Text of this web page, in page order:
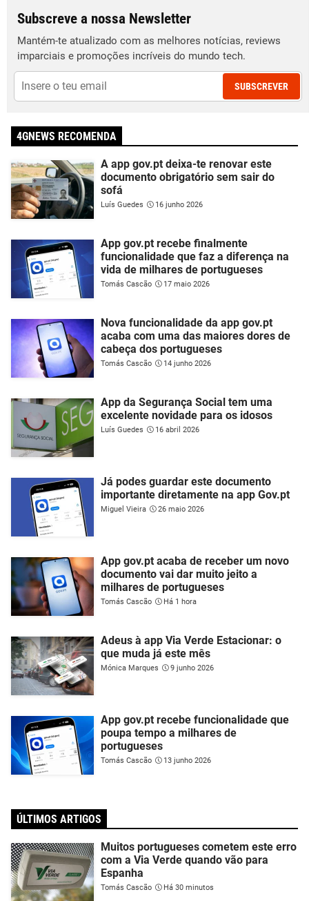
Subscreve a nossa Newsletter
Mantém-te atualizado com as melhores notícias, reviews
imparciais e promoções incríveis do mundo tech.
SUBSCREVER
4GNEWS RECOMENDA
A app gov.pt deixa-te renovar este
documento obrigatório sem sair do
sofá
Luís Guedes 16 junho 2026
App gov.pt recebe finalmente
funcionalidade que faz a diferença na
vida de milhares de portugueses
Tomás Cascão 17 maio 2026
Nova funcionalidade da app gov.pt
acaba com uma das maiores dores de
cabeça dos portugueses
Tomás Cascão 14 junho 2026
App da Segurança Social tem uma
excelente novidade para os idosos
Luís Guedes 16 abril 2026
Já podes guardar este documento
importante diretamente na app Gov.pt
Miguel Vieira 26 maio 2026
App gov.pt acaba de receber um novo
documento vai dar muito jeito a
milhares de portugueses
Tomás Cascão Há 1 hora
Adeus à app Via Verde Estacionar: o
que muda já este mês
Mónica Marques 9 junho 2026
App gov.pt recebe funcionalidade que
poupa tempo a milhares de
portugueses
Tomás Cascão 13 junho 2026
ÚLTIMOS ARTIGOS
Muitos portugueses cometem este erro
com a Via Verde quando vão para
Espanha
Tomás Cascão Há 30 minutos